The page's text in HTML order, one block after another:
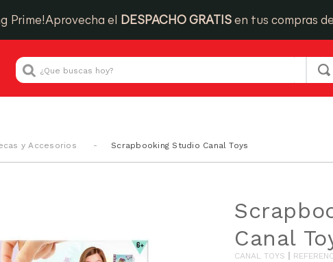
Prime!Aprovecha el DESPACHO GRATIS en tus compras
¿Que buscas hoy?
y Accesorios Scrapbooking Studio Canal Toys
Canal
CANAL TOYS